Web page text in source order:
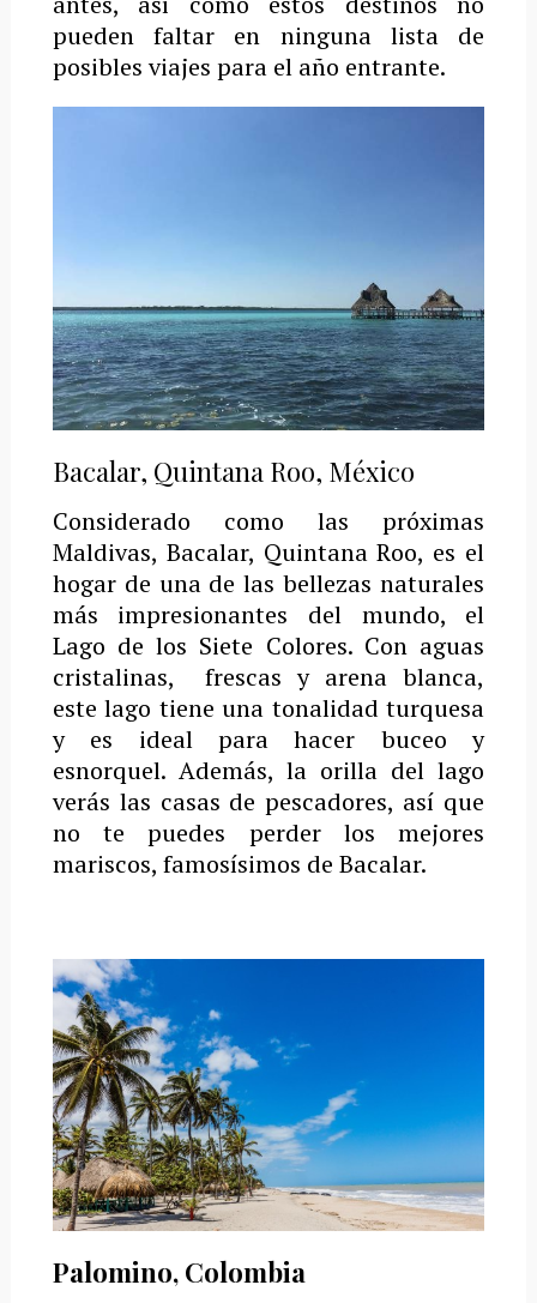
pueden faltar en ninguna lista de
posibles viajes para el año entrante.
Bacalar, Quintana Roo, México
Considerado como las próximas
Maldivas, Bacalar, Quintana Roo, es el
hogar de una de las bellezas naturales
más impresionantes del mundo, el
Lago de los Siete Colores. Con aguas
cristalinas,
frescas y arena blanca,
este lago tiene una tonalidad turquesa
y es ideal para hacer buceo y
esnorquel. Además, la orilla del lago
verás las casas de pescadores, así que
no te puedes perder los mejores
mariscos, famosísimos de Bacalar.
Palomino, Colombia